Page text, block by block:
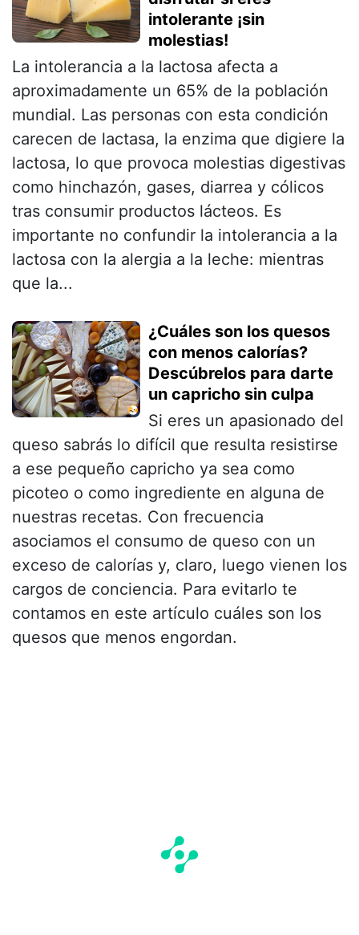
intolerante ¡sin
molestias!
La intolerancia a la lactosa afecta a
aproximadamente un 65% de la población
mundial. Las personas con esta condición
carecen de lactasa, la enzima que digiere la
lactosa, lo que provoca molestias digestivas
como hinchazón, gases, diarrea y cólicos
tras consumir productos lácteos. Es
importante no confundir la intolerancia a la
lactosa con la alergia a la leche: mientras
que la...
¿Cuáles son los quesos
con menos calorías?
Descúbrelos para darte
un capricho sin culpa
Si eres un apasionado del
queso sabrás lo difícil que resulta resistirse
a ese pequeño capricho ya sea como
picoteo o como ingrediente en alguna de
nuestras recetas. Con frecuencia
asociamos el consumo de queso con un
exceso de calorías y, claro, luego vienen los
cargos de conciencia. Para evitarlo te
contamos en este artículo cuáles son los
quesos que menos engordan.